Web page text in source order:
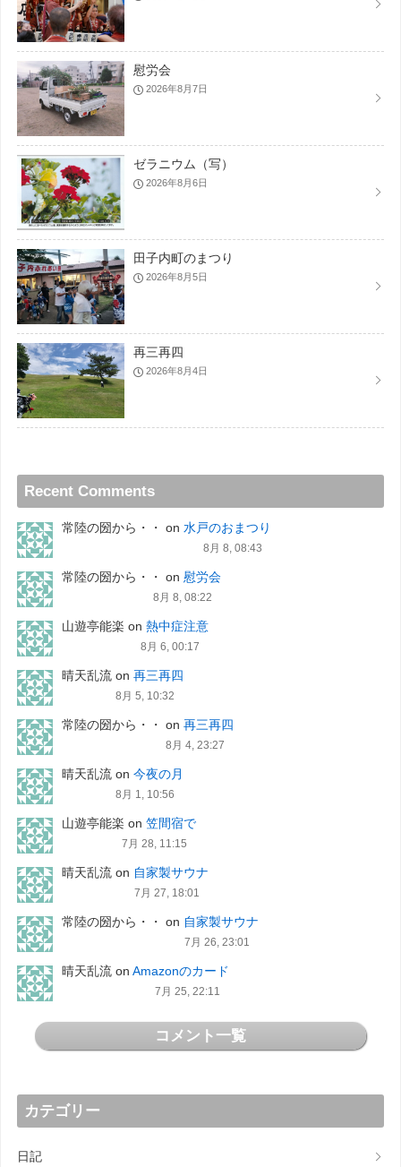
慰労会
2026年8月7日
ゼラニウム（写）
2026年8月6日
田子内町のまつり
2026年8月5日
再三再四
2026年8月4日
Recent Comments
常陸の圀から・・ on 水戸のおまつり
8月 8, 08:43
常陸の圀から・・ on 慰労会
8月 8, 08:22
山遊亭能楽 on 熱中症注意
8月 6, 00:17
晴天乱流on 再三再四
8月 5, 10:32
常陸の圀から・・ on 再三再四
8月 4, 23:27
晴天乱流on 今夜の月
8月 1, 10:56
山遊亭能楽 on 笠間宿で
7月 28, 11:15
晴天乱流on 自家製サウナ
7月 27, 18:01
常陸の圀から・・ on 自家製サウナ
7月 26, 23:01
晴天乱流on Amazonのカード
7月 25, 22:11
コメント一覧
カテゴリー
日記